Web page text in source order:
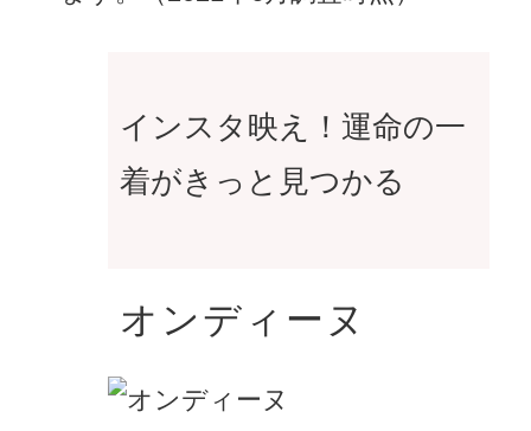
インスタ映え！運命の一
着がきっと見つかる
オンディーヌ